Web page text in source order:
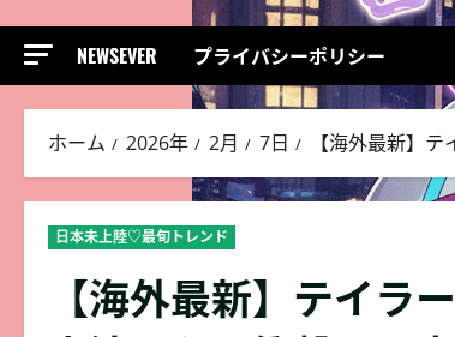
NEWSEVER プライバシーポリシー
ホーム 2026年 2月 7日 【海外最新】
日本未上陸♡最旬トレンド
【海外最新】テイラ